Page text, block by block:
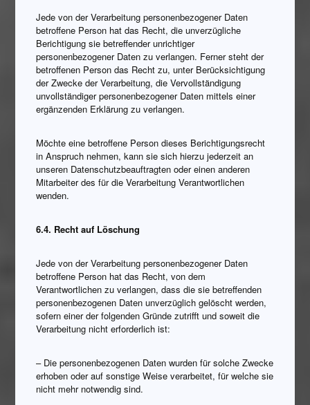
Jede von der Verarbeitung personenbezogener Daten
betroffene Person hat das Recht, die unverzügliche
Berichtigung sie betreffender unrichtiger
personenbezogener Daten zu verlangen. Ferner steht der
betroffenen Person das Recht zu, unter Berücksichtigung
der Zwecke der Verarbeitung, die Vervollständigung
unvollständiger personenbezogener Daten mittels einer
ergänzenden Erklärung zu verlangen.
Möchte eine betroffene Person dieses Berichtigungsrecht
in Anspruch nehmen, kann sie sich hierzu jederzeit an
unseren Datenschutzbeauftragten oder einen anderen
Mitarbeiter des für die Verarbeitung Verantwortlichen
wenden.
6.4. Recht auf Löschung
Jede von der Verarbeitung personenbezogener Daten
betroffene Person hat das Recht, von dem
Verantwortlichen zu verlangen, dass die sie betreffenden
personenbezogenen Daten unverzüglich gelöscht werden,
sofern einer der folgenden Gründe zutrifft und soweit die
Verarbeitung nicht erforderlich ist:
– Die personenbezogenen Daten wurden für solche Zwecke
erhoben oder auf sonstige Weise verarbeitet, für welche sie
nicht mehr notwendig sind.